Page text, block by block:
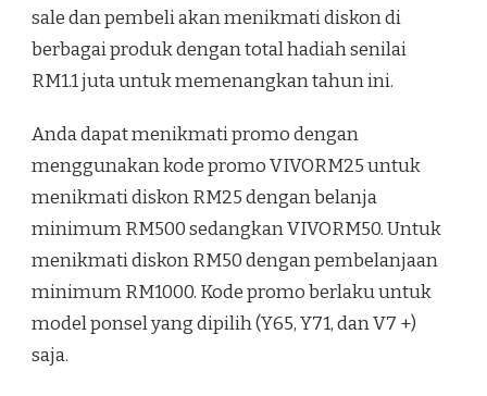
sale dan pembeli akan menikmati diskon di
berbagai produk dengan total hadiah senilai
RM1.1 juta untuk memenangkan tahun ini.
Anda dapat menikmati promo dengan
menggunakan kode promo VIVORM25 untuk
menikmati diskon RM25 dengan belanja
minimum RM500 sedangkan VIVORM50. Untuk
menikmati diskon RM50 dengan pembelanjaan
minimum RM1000. Kode promo berlaku untuk
model ponsel yang dipilih (Y65, Y71, dan V7 +)
saja.